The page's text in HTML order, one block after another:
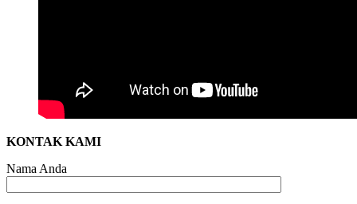
KONTAK KAMI
Nama Anda